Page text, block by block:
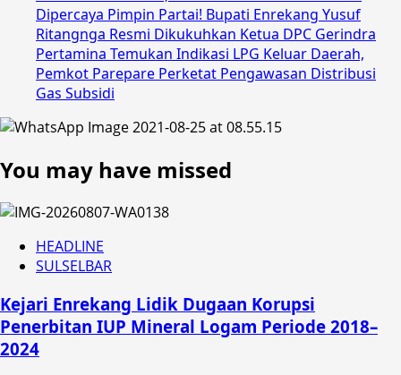
Dipercaya Pimpin Partai! Bupati Enrekang Yusuf
Ritangnga Resmi Dikukuhkan Ketua DPC Gerindra
Pertamina Temukan Indikasi LPG Keluar Daerah,
Pemkot Parepare Perketat Pengawasan Distribusi
Gas Subsidi
You may have missed
HEADLINE
SULSELBAR
Kejari Enrekang Lidik Dugaan Korupsi
Penerbitan IUP Mineral Logam Periode 2018–
2024